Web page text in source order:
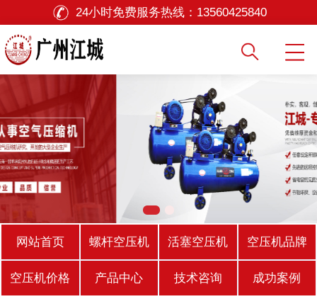
24小时免费服务热线： 13560425840
网站首页 螺杆空压机 活塞空压机 空压机品牌
空压机价格 产品中心 技术咨询 成功案例